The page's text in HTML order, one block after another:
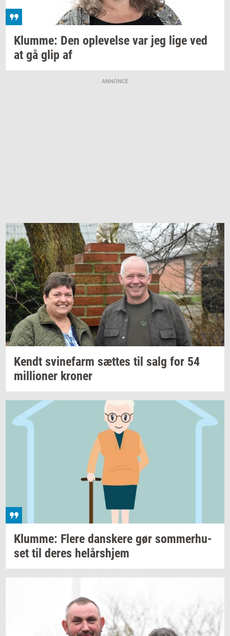
Klum­me: Den op­le­vel­se var jeg lige ved
at gå glip af
ANNONCE
Kendt svi­ne­farm sæt­tes til salg for 54
mil­li­o­ner kro­ner
Klum­me: Flere dan­ske­re gør som­mer­hu­
set til deres helårs­hjem